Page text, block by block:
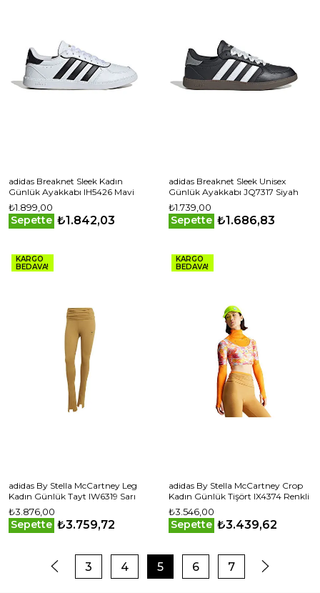
adidas Breaknet Sleek Kadın
Günlük Ayakkabı IH5426 Mavi
₺1.899,00
Sepette ₺1.842,03
adidas Breaknet Sleek Unisex
Günlük Ayakkabı JQ7317 Siyah
₺1.739,00
Sepette ₺1.686,83
KARGO
BEDAVA!
adidas By Stella McCartney Leg
Kadın Günlük Tayt IW6319 Sarı
₺3.876,00
Sepette ₺3.759,72
KARGO
BEDAVA!
adidas By Stella McCartney Crop
Kadın Günlük Tişört IX4374 Renkli
₺3.546,00
Sepette ₺3.439,62
3 4 5 6 7